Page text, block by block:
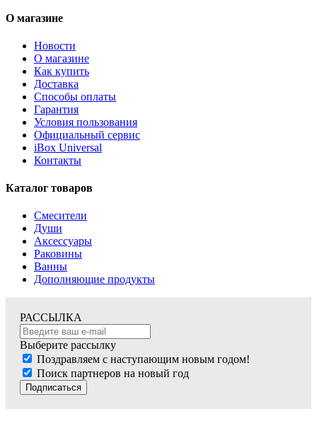
О магазине
Новости
О магазине
Как купить
Доставка
Способы оплаты
Гарантия
Условия пользования
Официальный сервис
iBox Universal
Контакты
Каталог товаров
Смесители
Души
Аксессуары
Раковины
Ванны
Дополняющие продукты
РАССЫЛКА
Выберите рассылку
Поздравляем с наступающим новым годом!
Поиск партнеров на новый год
Подписаться